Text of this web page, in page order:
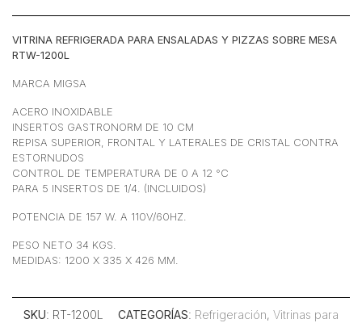
cm
cantidad
VITRINA REFRIGERADA PARA ENSALADAS Y PIZZAS SOBRE MESA
RTW-1200L
MARCA MIGSA
ACERO INOXIDABLE
INSERTOS GASTRONORM DE 10 CM
REPISA SUPERIOR, FRONTAL Y LATERALES DE CRISTAL CONTRA
ESTORNUDOS
CONTROL DE TEMPERATURA DE 0 A 12 °C
PARA 5 INSERTOS DE 1/4. (INCLUIDOS)
POTENCIA DE 157 W. A 110V/60HZ.
PESO NETO 34 KGS.
MEDIDAS: 1200 X 335 X 426 MM.
SKU: RT-1200L CATEGORÍAS: Refrigeración, Vitrinas para